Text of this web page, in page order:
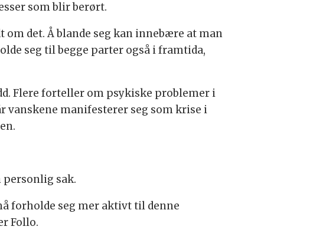
som blir berørt.
det. Å blande seg kan innebære at man
seg til begge parter også i framtida,
Flere forteller om psykiske problemer i
vanskene manifesterer seg som krise i
sak.
forholde seg mer aktivt til denne
Follo.